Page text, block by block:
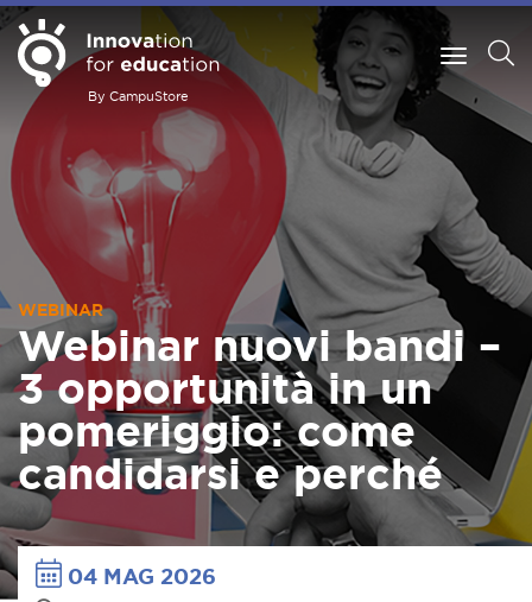
By CampuStore
WEBINAR
Webinar nuovi bandi –
3 opportunità in un
pomeriggio: come
candidarsi e perché
04 MAG 2026